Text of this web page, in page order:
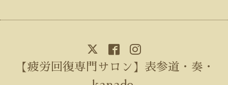
【疲労回復専門サロン】表参道・奏・